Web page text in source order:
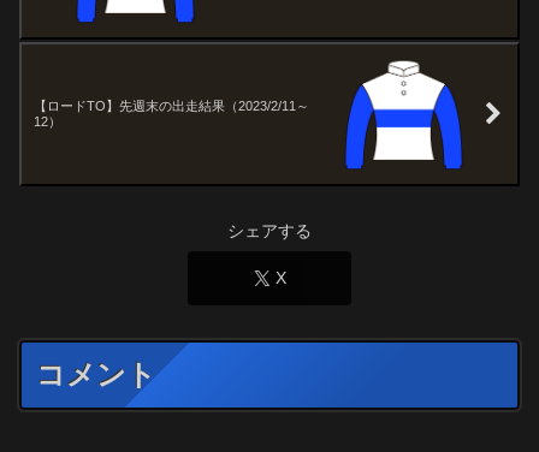
【ロードTO】先週末の出走結果（2023/2/11～
12）
シェアする
X
コメント